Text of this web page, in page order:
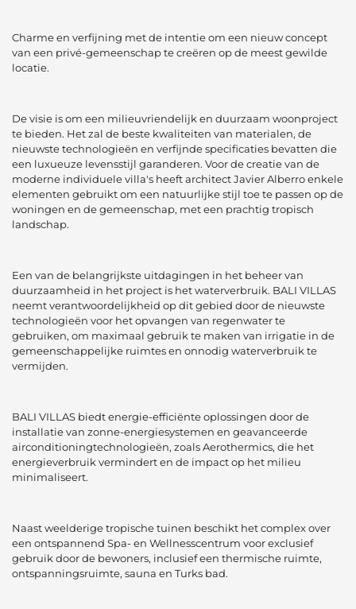
Charme en verfijning met de intentie om een nieuw concept
van een privé-gemeenschap te creëren op de meest gewilde
locatie.
De visie is om een milieuvriendelijk en duurzaam woonproject
te bieden. Het zal de beste kwaliteiten van materialen, de
nieuwste technologieën en verfijnde specificaties bevatten die
een luxueuze levensstijl garanderen. Voor de creatie van de
moderne individuele villa's heeft architect Javier Alberro enkele
elementen gebruikt om een natuurlijke stijl toe te passen op de
woningen en de gemeenschap, met een prachtig tropisch
landschap.
Een van de belangrijkste uitdagingen in het beheer van
duurzaamheid in het project is het waterverbruik. BALI VILLAS
neemt verantwoordelijkheid op dit gebied door de nieuwste
technologieën voor het opvangen van regenwater te
gebruiken, om maximaal gebruik te maken van irrigatie in de
gemeenschappelijke ruimtes en onnodig waterverbruik te
vermijden.
BALI VILLAS biedt energie-efficiënte oplossingen door de
installatie van zonne-energiesystemen en geavanceerde
airconditioningtechnologieën, zoals Aerothermics, die het
energieverbruik vermindert en de impact op het milieu
minimaliseert.
Naast weelderige tropische tuinen beschikt het complex over
een ontspannend Spa- en Wellnesscentrum voor exclusief
gebruik door de bewoners, inclusief een thermische ruimte,
ontspanningsruimte, sauna en Turks bad.